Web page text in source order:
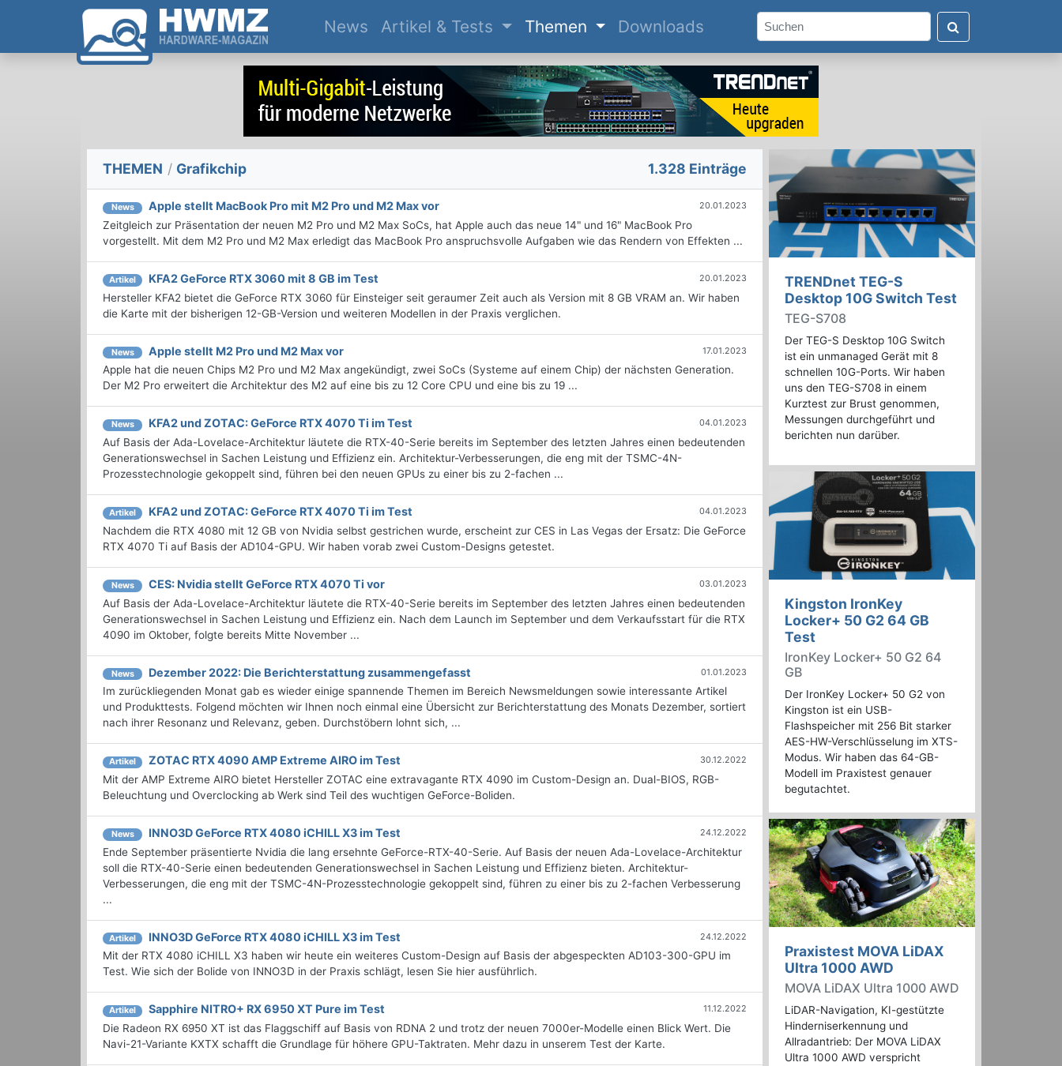
News(current)
Artikel & Tests Themen Downloads
THEMEN / Grafikchip 1.328 Einträge
News Apple stellt MacBook Pro mit M2 Pro und M2 Max vor 20.01.2023
Zeitgleich zur Präsentation der neuen M2 Pro und M2 Max SoCs, hat Apple auch das neue 14" und 16" MacBook Pro
vorgestellt. Mit dem M2 Pro und M2 Max erledigt das MacBook Pro anspruchsvolle Aufgaben wie das Rendern von Effekten ...
Artikel KFA2 GeForce RTX 3060 mit 8 GB im Test 20.01.2023
Hersteller KFA2 bietet die GeForce RTX 3060 für Einsteiger seit geraumer Zeit auch als Version mit 8 GB VRAM an. Wir haben
die Karte mit der bisherigen 12-GB-Version und weiteren Modellen in der Praxis verglichen.
News Apple stellt M2 Pro und M2 Max vor 17.01.2023
Apple hat die neuen Chips M2 Pro und M2 Max angekündigt, zwei SoCs (Systeme auf einem Chip) der nächsten Generation.
Der M2 Pro erweitert die Architektur des M2 auf eine bis zu 12 Core CPU und eine bis zu 19 ...
News KFA2 und ZOTAC: GeForce RTX 4070 Ti im Test 04.01.2023
Auf Basis der Ada-Lovelace-Architektur läutete die RTX-40-Serie bereits im September des letzten Jahres einen bedeutenden
Generationswechsel in Sachen Leistung und Effizienz ein. Architektur-Verbesserungen, die eng mit der TSMC-4N-
Prozesstechnologie gekoppelt sind, führen bei den neuen GPUs zu einer bis zu 2-fachen ...
Artikel KFA2 und ZOTAC: GeForce RTX 4070 Ti im Test 04.01.2023
Nachdem die RTX 4080 mit 12 GB von Nvidia selbst gestrichen wurde, erscheint zur CES in Las Vegas der Ersatz: Die GeForce
RTX 4070 Ti auf Basis der AD104-GPU. Wir haben vorab zwei Custom-Designs getestet.
News CES: Nvidia stellt GeForce RTX 4070 Ti vor 03.01.2023
Auf Basis der Ada-Lovelace-Architektur läutete die RTX-40-Serie bereits im September des letzten Jahres einen bedeutenden
Generationswechsel in Sachen Leistung und Effizienz ein. Nach dem Launch im September und dem Verkaufsstart für die RTX
4090 im Oktober, folgte bereits Mitte November ...
News Dezember 2022: Die Bericht­erstattung zusammengefasst 01.01.2023
Im zurückliegenden Monat gab es wieder einige spannende Themen im Bereich Newsmeldungen sowie interessante Artikel
und Produkttests. Folgend möchten wir Ihnen noch einmal eine Übersicht zur Berichterstattung des Monats Dezember, sortiert
nach ihrer Resonanz und Relevanz, geben. Durchstöbern lohnt sich, ...
Artikel ZOTAC RTX 4090 AMP Extreme AIRO im Test 30.12.2022
Mit der AMP Extreme AIRO bietet Hersteller ZOTAC eine extravagante RTX 4090 im Custom-Design an. Dual-BIOS, RGB-
Beleuchtung und Overclocking ab Werk sind Teil des wuchtigen GeForce-Boliden.
News INNO3D GeForce RTX 4080 iCHILL X3 im Test 24.12.2022
Ende September präsentierte Nvidia die lang ersehnte GeForce-RTX-40-Serie. Auf Basis der neuen Ada-Lovelace-Architektur
soll die RTX-40-Serie einen bedeutenden Generationswechsel in Sachen Leistung und Effizienz bieten. Architektur-
Verbesserungen, die eng mit der TSMC-4N-Prozesstechnologie gekoppelt sind, führen zu einer bis zu 2-fachen Verbesserung
...
Artikel INNO3D GeForce RTX 4080 iCHILL X3 im Test 24.12.2022
Mit der RTX 4080 iCHILL X3 haben wir heute ein weiteres Custom-Design auf Basis der abgespeckten AD103-300-GPU im
Test. Wie sich der Bolide von INNO3D in der Praxis schlägt, lesen Sie hier ausführlich.
Artikel Sapphire NITRO+ RX 6950 XT Pure im Test 11.12.2022
Die Radeon RX 6950 XT ist das Flaggschiff auf Basis von RDNA 2 und trotz der neuen 7000er-Modelle einen Blick Wert. Die
Navi-21-Variante KXTX schafft die Grundlage für höhere GPU-Taktraten. Mehr dazu in unserem Test der Karte.
TRENDnet TEG-S
Desktop 10G Switch Test
TEG-S708
Der TEG-S Desktop 10G Switch
ist ein unmanaged Gerät mit 8
schnellen 10G-Ports. Wir haben
uns den TEG-S708 in einem
Kurztest zur Brust genommen,
Messungen durchgeführt und
berichten nun darüber.
Kingston IronKey
Locker+ 50 G2 64 GB
Test
IronKey Locker+ 50 G2 64
GB
Der IronKey Locker+ 50 G2 von
Kingston ist ein USB-
Flashspeicher mit 256 Bit starker
AES-HW-Verschlüsselung im XTS-
Modus. Wir haben das 64-GB-
Modell im Praxistest genauer
begutachtet.
Praxistest MOVA LiDAX
Ultra 1000 AWD
MOVA LiDAX Ultra 1000 AWD
LiDAR-Navigation, KI-gestützte
Hinderniserkennung und
Allradantrieb: Der MOVA LiDAX
Ultra 1000 AWD verspricht